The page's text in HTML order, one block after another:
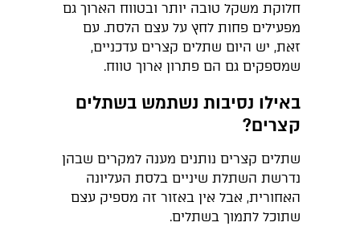
חלוקת משקל טובה יותר ובטווח הארוך גם
מפעילים פחות לחץ על עצם הלסת. עם
זאת, יש היום שתלים קצרים עדכניים,
שמספקים גם הם פתרון ארוך טווח.
באילו נסיבות נשתמש בשתלים
קצרים?
שתלים קצרים נותנים מענה למקרים שבהן
נדרשת השתלת שיניים בלסת העליונה
האחורית, אבל אין באזור זה מספיק עצם
שתוכל לתמוך בשתלים.